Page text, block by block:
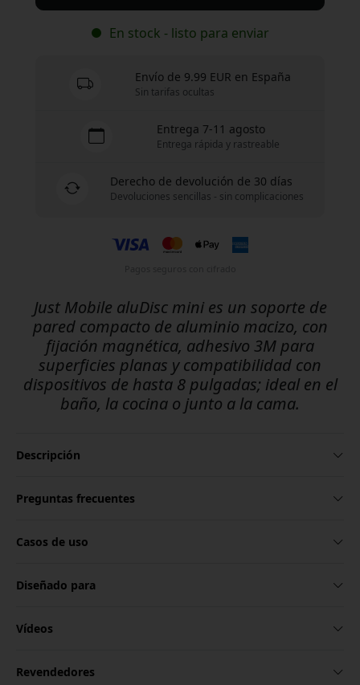
En stock - listo para enviar
Envío de 9.99 EUR en España
Sin tarifas ocultas
Entrega 7-11 agosto
Entrega rápida y rastreable
Derecho de devolución de 30 días
Devoluciones sencillas - sin complicaciones
Just Mobile aluDisc mini es un soporte de
pared compacto de aluminio macizo, con
fijación magnética, adhesivo 3M para
superficies planas y compatibilidad con
dispositivos de hasta 8 pulgadas; ideal en el
baño, la cocina o junto a la cama.
Descripción
Preguntas frecuentes
Casos de uso
Diseñado para
Vídeos
Revendedores